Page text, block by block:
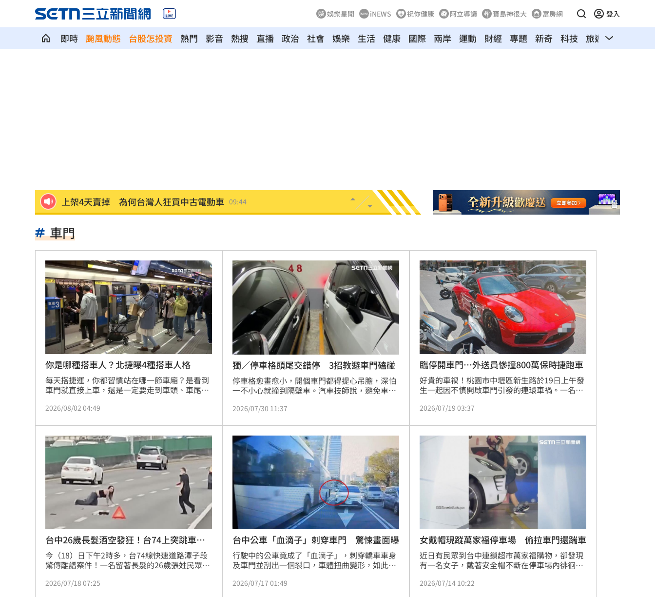
娛樂星聞 iNEWS 祝你健康 阿立導讀 寶島神很大 富房網 登入
即時 颱風動態 台股怎投資 熱門 影音 熱搜 直播 政治 社會 娛樂 生活 健康 國際 兩岸 運動 財經 專題 新奇 科技 旅遊 汽車
上架4天賣掉 為何台灣人狂買中古電動車 09:44
轟慈濟遭詐5年沒吭聲 他看聲明1句：笑死 09:40
新／爆涉貪！議員范織欽…遭檢方聲押 09:39
離婚台中富商 八點檔女星首合體兒女哭了 09:32
12秒斷魂片曝！水果商員工…卡擠扁車頭亡 09:31
陳妍希離婚陳曉 9歲兒暴風式抽高近照曝
慈濟被詐10億！蔣萬安「名言」翻車被酸爆 09:25
新片遭刪戲 羅志祥被目擊赴泰拜四面佛
苦苓喊「唐朝不存在」 網紅批瞎編歷史 09:22
兒父親節喊我沒有爸爸 明金成遺孀心酸 09:19
慈濟買疫苗被詐10億 聲明1句醫轟：太瞎 09:18
違約交割飆近100億！將「犯1次就圈存」 09:16
林多關鍵3分砲 大都會橫掃守護者收3連勝 09:16
台灣彩券開獎直播中 20:31
LIVE三立+24小時直播 15:27
三立iNEWS新聞台線上直播
車門
你是哪種搭車人？北捷曝4種搭車人格
每天搭捷運，你都習慣站在哪一節車廂？是看到
車門就直接上車，還是一定要走到車頭、車尾，
在臉書分享一則趣味心理測驗，透過乘客平常搭
引不少網友留言分享自己的答案。
2026/08/02 04:49
獨／停車格頭尾交錯停 3招教避車門磕碰
停車格愈畫愈小，開個車門都得提心吊膽，深怕
一不小心就撞到隔壁車。汽車技師說，避免車門
們不妨頭尾交錯停車，增加開門空間，倘若不幸
復費卻可能就要花上數千元，乘客駕駛下車前，
多留意一點，就能避免車損跟糾紛。
2026/07/30 11:37
臨停開車門…外送員慘撞800萬保時捷跑車
好貴的車禍！桃園市中壢區新生路於19日上午發
生一起因不慎開啟車門引發的連環車禍。一名46
便開啟駕駛座車門，導致一名58歲洪姓外送騎士
饒姓女子駕駛的紅色保時捷，保時捷車門留下一
道長長的摩擦痕跡，所幸騎士僅受輕傷，詳細肇
事責任仍有待警方進一步釐清。
2026/07/19 03:37
台中26歲長髮酒空發狂！台74上突跳車熱
舞
今（18）日下午2時多，台74線快速道路潭子段
驚傳離譜案件！一名留著長髮的26歲張姓民眾搭
開車門衝下車，站在車陣中跳舞，計程車司機見
2026/07/18 07:25
台中公車「血滴子」刺穿車門 驚悚畫面曝
行駛中的公車竟成了「血滴子」，刺穿轎車車身
及車門並刮出一個裂口，車體扭曲變形，如此離
開車在台灣大道，準備接小朋友下課，不料一輛
2026/07/17 01:49
女戴帽現蹤萬家福停車場 偷拉車門還踹車
近日有民眾到台中連鎖超市萬家福購物，卻發現
有一名女子，戴著安全帽不斷在停車場內徘徊遊
緊將畫面PO上網要大家小心，對此業者表示，已
2026/07/14 10:22